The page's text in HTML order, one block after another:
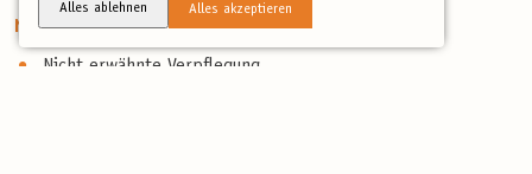
Alles ablehnen Alles akzeptieren
Nicht enthaltene Leistungen
Nicht erwähnte Verpflegung